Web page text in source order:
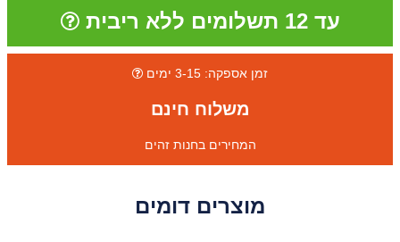
עד 12 תשלומים ללא ריבית
זמן אספקה: 3-15 ימים
משלוח חינם
המחירים בחנות זהים
מוצרים דומים